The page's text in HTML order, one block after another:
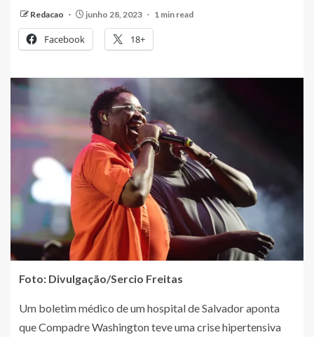
Redacao junho 28, 2023 1 min read
Facebook 18+
Foto: Divulgação/Sercio Freitas
Um boletim médico de um hospital de Salvador aponta
que Compadre Washington teve uma crise hipertensiva